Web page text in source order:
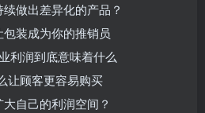
做出差异化的产品？
装成为你的推销员
利润到底意味着什么
让顾客更容易购买
自己的利润空间？